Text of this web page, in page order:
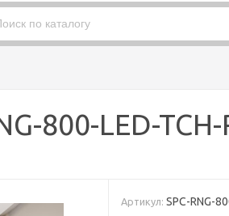
800-LED-
Артикул: SPC-RNG-